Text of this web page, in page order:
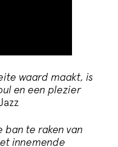
waard maakt, is
en een plezier
ban te raken van
innemende